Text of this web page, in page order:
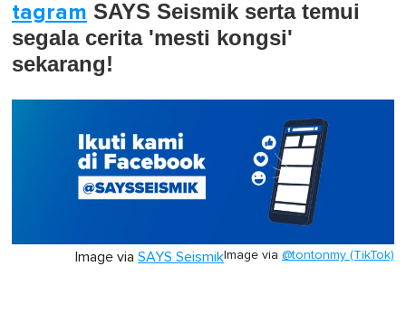
tagram SAYS Seismik serta temui
segala cerita 'mesti kongsi'
sekarang!
Image via SAYS Seismik Image via @tontonmy (TikTok)